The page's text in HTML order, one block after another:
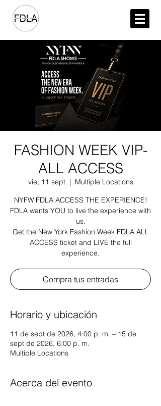
FASHION WEEK VIP-
ALL ACCESS
vie, 11 sept
  |
Multiple Locations
NYFW FDLA ACCESS THE EXPERIENCE!
FDLA wants YOU to live the experience with
us.
Get the New York Fashion Week FDLA ALL
ACCESS ticket and LIVE the full
experience.
Compra tus entradas
Horario y ubicación
11 de sept de 2026, 4:00 p. m. – 15 de
sept de 2026, 6:00 p. m.
Multiple Locations
Acerca del evento